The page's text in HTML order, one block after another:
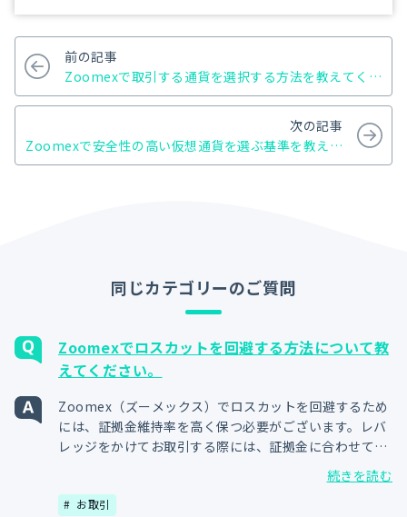
前の記事
Zoomexで取引する通貨を選択する方法を教えてくだ
さい。
次の記事
Zoomexで安全性の高い仮想通貨を選ぶ基準を教えて
ください。
同じカテゴリーのご質問
Zoomexでロスカットを回避する方法について教
えてください。
Zoomex（ズーメックス）でロスカットを回避するため
には、証拠金維持率を高く保つ必要がございます。レバ
レッジをかけてお取引する際には、証拠金に合わせて取
引量を調整したり、証拠金維持率が低下した際には、追
加入金で証拠金を増やす等、証拠金維持率を高く保ち続
ける対策を行ってください。
続きを読む
お取引